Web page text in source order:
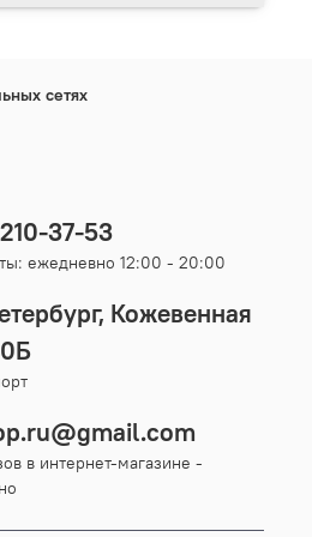
сетях
37-53
ежедневно 12:00 - 20:00
Кожевенная
в интернет-магазине -